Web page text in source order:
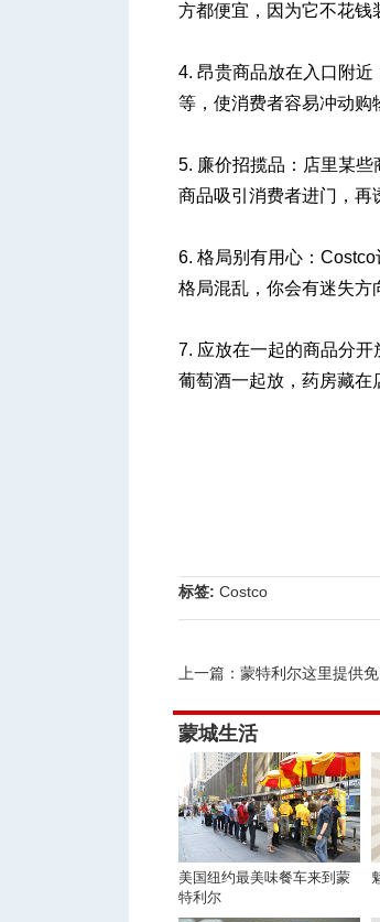
方都便宜，因为它不花钱
4. 昂贵商品放在入口附
等，使消费者容易冲动购
5. 廉价招揽品：店里某
商品吸引消费者进门，再
6. 格局别有用心：
格局混乱，你会有迷失方
7. 应放在一起的商品分
葡萄酒一起放，药房藏在
标签: Costco
上一篇： 蒙特利尔这里提供免
蒙城生活
美国纽约最美味餐车来到蒙
特利尔